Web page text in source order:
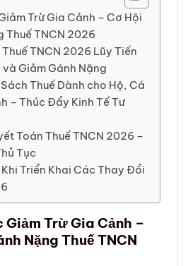
Trừ Gia Cảnh – Cơ Hội
Thuế TNCN 2026
TNCN 2026 Lũy Tiến
Giảm Gánh Nặng
Thuế Dành cho Hộ, Cá
– Thúc Đẩy Kinh Tế Tư
Toán Thuế TNCN 2026 –
Tục
Triển Khai Các Thay Đổi
Trừ Gia Cảnh –
Nặng Thuế TNCN